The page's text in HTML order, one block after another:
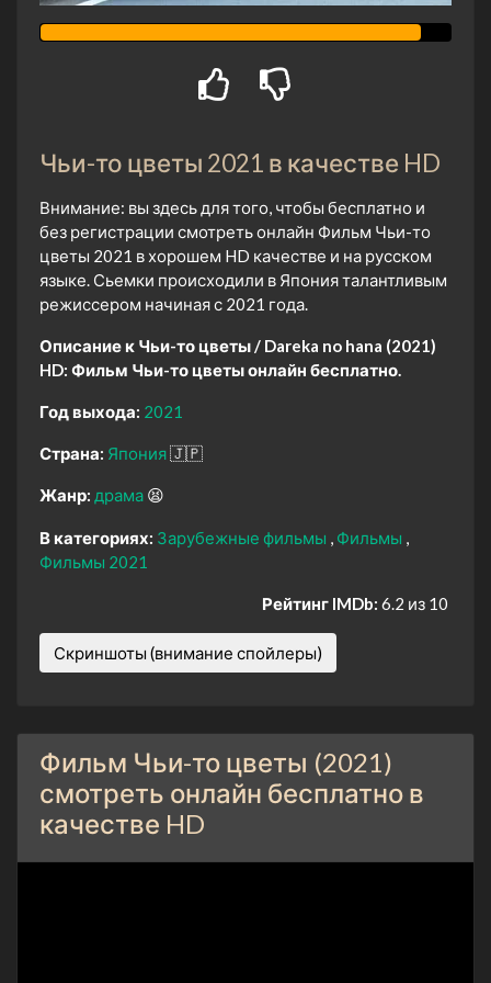
Чьи-то цветы 2021 в качестве HD
Внимание: вы здесь для того, чтобы бесплатно и
без регистрации смотреть онлайн Фильм Чьи-то
цветы 2021 в хорошем HD качестве и на русском
языке. Сьемки происходили в Япония талантливым
режиссером начиная с 2021 года.
Описание к Чьи-то цветы / Dareka no hana (2021)
HD: Фильм Чьи-то цветы онлайн бесплатно.
Год выхода: 2021
Страна: Япония🇯🇵
Жанр: драма 😫
В категориях: Зарубежные фильмы
Фильмы
Фильмы 2021
Рейтинг IMDb: 6.2 из 10
Скриншоты (внимание спойлеры)
Фильм Чьи-то цветы (2021)
смотреть онлайн бесплатно в
качестве HD